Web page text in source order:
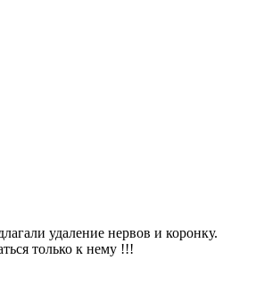
удаление нервов и коронку.
только к нему !!!